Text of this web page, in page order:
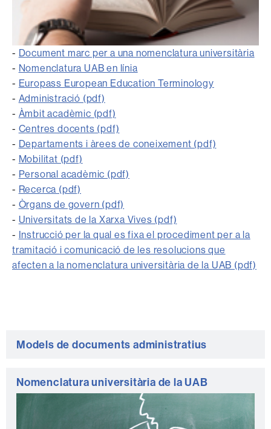
- Document marc per a una nomenclatura universitària
- Nomenclatura UAB en línia
- Europass European Education Terminology
- Administració (pdf)
- Àmbit acadèmic (pdf)
- Centres docents (pdf)
- Departaments i àrees de coneixement (pdf)
- Mobilitat (pdf)
- Personal acadèmic (pdf)
- Recerca (pdf)
- Òrgans de govern (pdf)
- Universitats de la Xarxa Vives (pdf)
- Instrucció per la qual es fixa el procediment per a la
tramitació i comunicació de les resolucions que
afecten a la nomenclatura universitària de la UAB (pdf)
Informació
complementària
Models de documents administratius
Nomenclatura universitària de la UAB